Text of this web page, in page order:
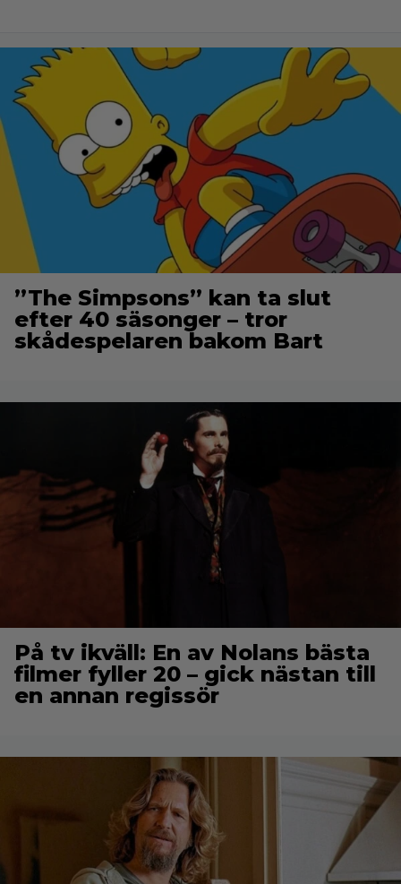
”The Simpsons” kan ta slut
efter 40 säsonger – tror
skådespelaren bakom Bart
På tv ikväll: En av Nolans bästa
filmer fyller 20 – gick nästan till
en annan regissör